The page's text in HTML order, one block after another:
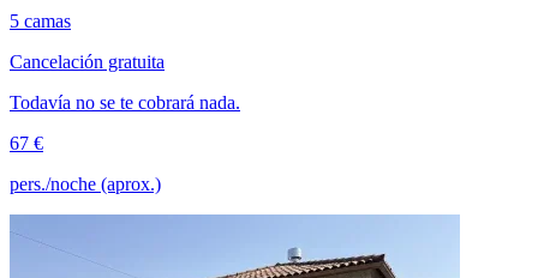
5 camas
Cancelación gratuita
Todavía no se te cobrará nada.
67 €
pers./noche (aprox.)